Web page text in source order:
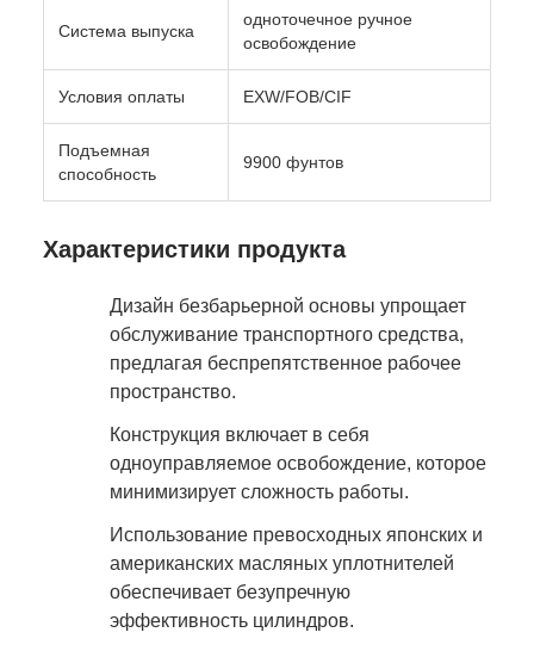
Система выпуска
одноточечное ручное
освобождение
Условия оплаты EXW/FOB/CIF
Подъемная
способность
9900 фунтов
Характеристики продукта
Дизайн безбарьерной основы упрощает
обслуживание транспортного средства,
предлагая беспрепятственное рабочее
пространство.
Конструкция включает в себя
одноуправляемое освобождение, которое
минимизирует сложность работы.
Использование превосходных японских и
американских масляных уплотнителей
обеспечивает безупречную
эффективность цилиндров.